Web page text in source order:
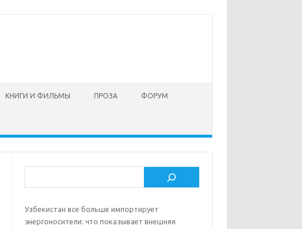
КНИГИ И ФИЛЬМЫ ПРОЗА ФОРУМ
Узбекистан все больше импортирует
энергоносители: что показывает внешняя